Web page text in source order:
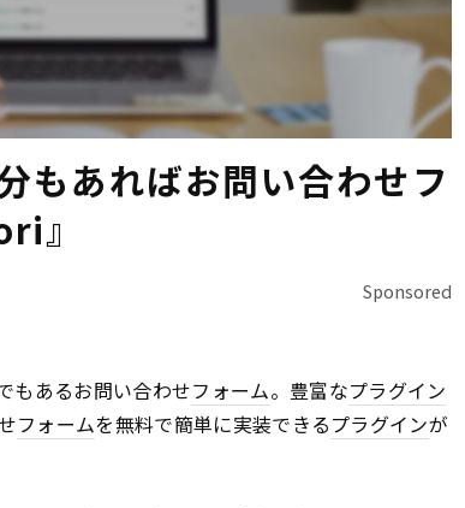
もあればお問い合わせフ
』
Sponsored
もあるお問い合わせフォーム。豊富なプラグイン
フォームを無料で簡単に実装できるプラグインが